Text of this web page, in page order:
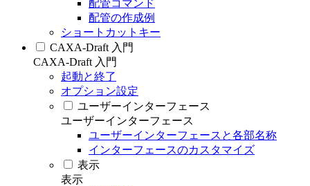
配管コマンド
配管の作成例
ショートカットキー
CAXA-Draft 入門
CAXA-Draft 入門
起動と終了
オプション設定
ユーザーインターフェース
ユーザーインターフェース
ユーザーインターフェースと各部名称
インターフェースのカスタマイズ
表示
表示